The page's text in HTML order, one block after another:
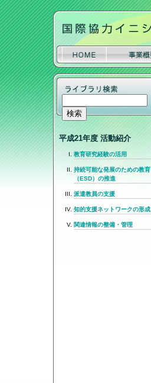
平成21年度 活動紹介
教育研究経験の活用
持続可能な発展のための教育
（ESD）の推進
派遣教員の支援
知的支援ネットワークの形成
関連情報の整備・管理